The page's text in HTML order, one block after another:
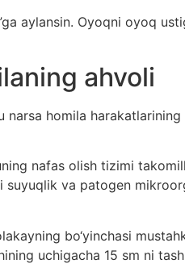
aylansin. Oyoqni oyoq
ahvoli
homila
nafas olish tizimi
va patogen
bo‘yinchasi
uchigacha 15 sm ni